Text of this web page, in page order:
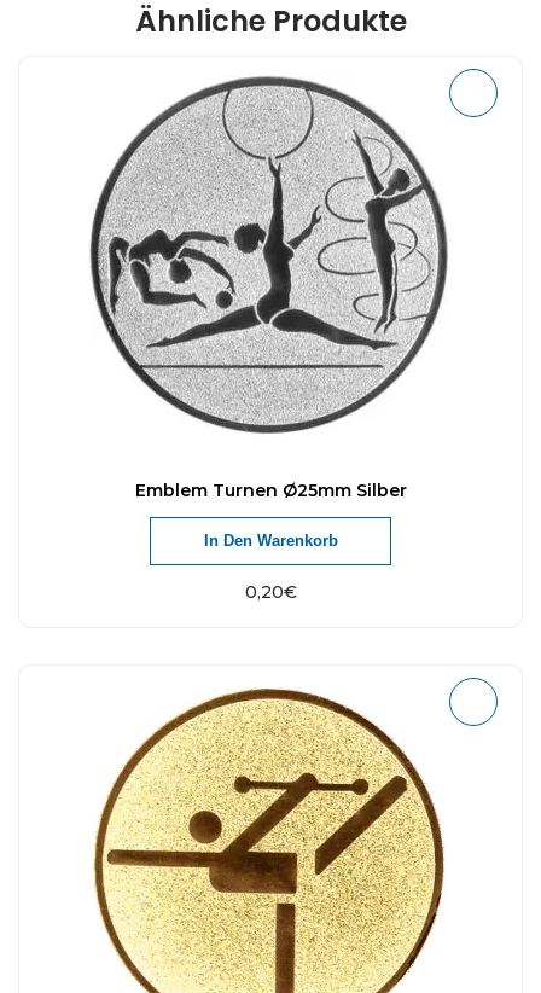
Ähnliche Produkte
Emblem Turnen Ø25mm Silber
0,20€
In Den Warenkorb